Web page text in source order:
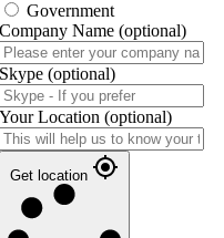
Government
Company Name (optional)
Skype (optional)
Your Location (optional)
Get location